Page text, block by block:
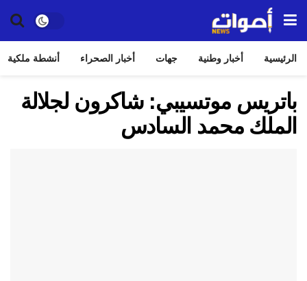
الرئيسية أخبار وطنية جهات أخبار الصحراء أنشطة ملكية
باتريس موتسيبي: شاكرون لجلالة
الملك محمد السادس